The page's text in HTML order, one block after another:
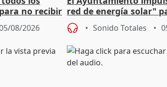
no recibir
08/2026
red de energía solar"
autoconsumo
Sonido Totales